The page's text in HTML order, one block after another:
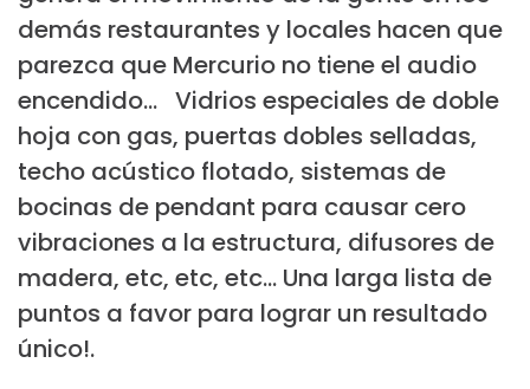
demás restaurantes y locales hacen que
parezca que Mercurio no tiene el audio
encendido... Vidrios especiales de doble
hoja con gas, puertas dobles selladas,
techo acústico flotado, sistemas de
bocinas de pendant para causar cero
vibraciones a la estructura, difusores de
madera, etc, etc, etc... Una larga lista de
puntos a favor para lograr un resultado
único!.